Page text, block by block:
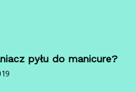
pyłu do manicure?